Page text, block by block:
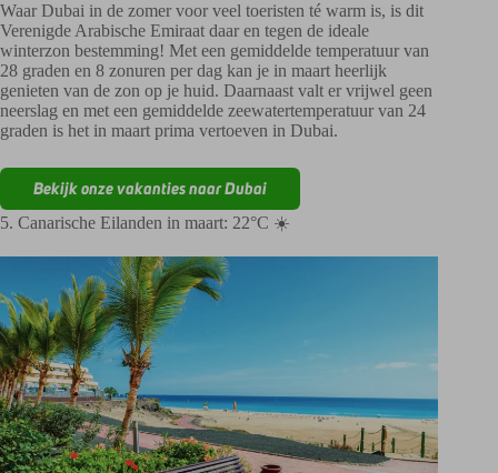
Waar Dubai in de zomer voor veel toeristen té warm is, is dit
Verenigde Arabische Emiraat daar en tegen de ideale
winterzon bestemming! Met een gemiddelde temperatuur van
28 graden en 8 zonuren per dag kan je in maart heerlijk
genieten van de zon op je huid. Daarnaast valt er vrijwel geen
neerslag en met een gemiddelde zeewatertemperatuur van 24
graden is het in maart prima vertoeven in Dubai.
Bekijk onze vakanties naar Dubai
5. Canarische Eilanden in maart: 22°C ☀️